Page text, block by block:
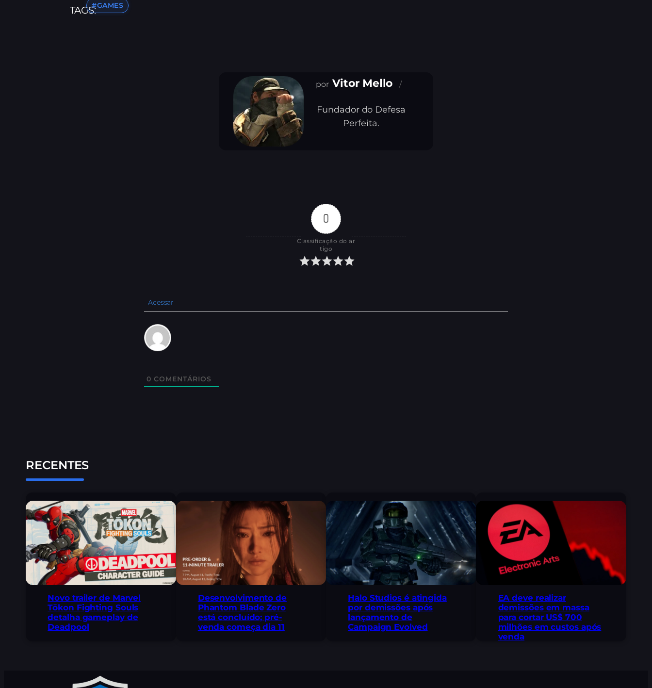
TAGS:#GAMES
Vitor Mello
Fundador do Defesa
Perfeita.
0
Classificação do ar
tigo
Acessar
0 COMENTÁRIOS
RECENTES
Novo trailer de Marvel
Tōkon Fighting Souls
detalha gameplay de
Deadpool
Desenvolvimento de
Phantom Blade Zero
está concluído; pré-
venda começa dia 11
Halo Studios é atingida
por demissões após
lançamento de
Campaign Evolved
EA deve realizar
demissões em massa
para cortar US$ 700
milhões em custos após
venda